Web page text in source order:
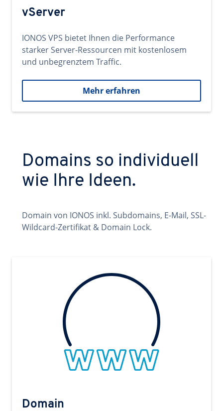
vServer
IONOS VPS bietet Ihnen die Performance
starker Server-Ressourcen mit kostenlosem
und unbegrenztem Traffic.
Mehr erfahren
Domains so individuell
wie Ihre Ideen.
Domain von IONOS inkl. Subdomains, E-Mail, SSL-
Wildcard-Zertifikat & Domain Lock.
Domain